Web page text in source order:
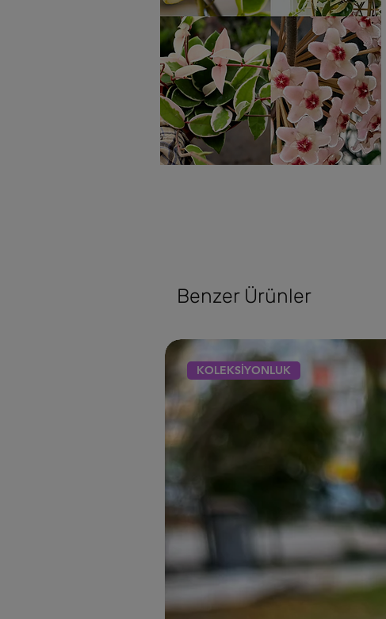
Benzer Ürünler
KOLEKSİYONLUK